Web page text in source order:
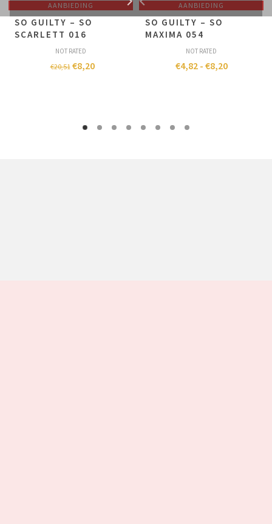
AANBIEDING
SO GUILTY – SO
SCARLETT 016
NOT RATED
€20,51 €8,20
AANBIEDING
SO GUILTY – SO
MAXIMA 054
NOT RATED
€4,82 - €8,20